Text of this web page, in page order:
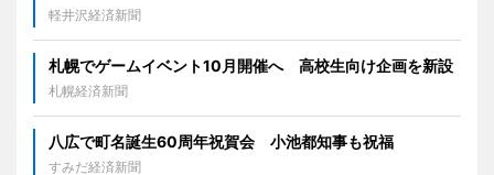
軽井沢経済新聞
札幌でゲームイベント10月開催へ 高校生向け企画を新設
札幌経済新聞
八広で町名誕生60周年祝賀会 小池都知事も祝福
すみだ経済新聞